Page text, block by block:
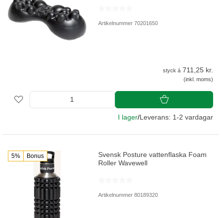
Artikelnummer 70201650
styck á 711,25 kr.
(inkl. moms)
I lager/Leverans: 1-2 vardagar
5% Bonus
Svensk Posture vattenflaska Foam
Roller Wavewell
Artikelnummer 80189320